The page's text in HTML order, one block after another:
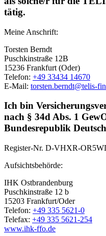
tätig.
Meine Anschrift:
Torsten Berndt
Puschkinstraße 12B
15236 Frankfurt (Oder)
Telefon: +49 33434 14670
E-Mail: torsten.berndt@telis-
Ich bin
nach § 34d Abs. 1
Bundesrepublik
Register-Nr. D-VHXR-
Aufsichtsbehörde:
IHK Ostbrandenburg
Puschkinstraße 12 b
15203 Frankfurt/Oder
Telefon: +49 335 5621-0
Telefax: +49 335 5621-254
www.ihk-ffo.de